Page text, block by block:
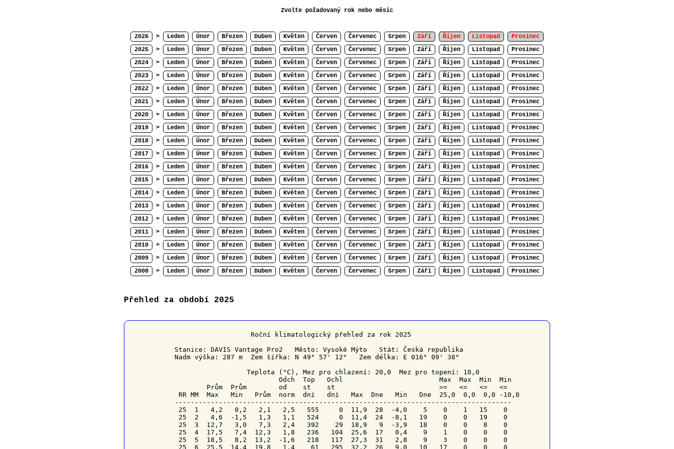
Zvolte požadovaný rok nebo měsíc
2026 > Leden Únor Březen Duben Květen Červen Červenec Srpen Září Říjen Listopad
Prosinec
2025
> Leden Únor Březen Duben Květen Červen Červenec Srpen Září Říjen Listopad
Prosinec
2024
> Leden Únor Březen Duben Květen Červen Červenec Srpen Září Říjen Listopad
Prosinec
2023
> Leden Únor Březen Duben Květen Červen Červenec Srpen Září Říjen Listopad
Prosinec
2022
> Leden Únor Březen Duben Květen Červen Červenec Srpen Září Říjen Listopad
Prosinec
2021
> Leden Únor Březen Duben Květen Červen Červenec Srpen Září Říjen Listopad
Prosinec
2020
> Leden Únor Březen Duben Květen Červen Červenec Srpen Září Říjen Listopad
Prosinec
2019
> Leden Únor Březen Duben Květen Červen Červenec Srpen Září Říjen Listopad
Prosinec
2018
> Leden Únor Březen Duben Květen Červen Červenec Srpen Září Říjen Listopad
Prosinec
2017
> Leden Únor Březen Duben Květen Červen Červenec Srpen Září Říjen Listopad
Prosinec
2016
> Leden Únor Březen Duben Květen Červen Červenec Srpen Září Říjen Listopad
Prosinec
2015
> Leden Únor Březen Duben Květen Červen Červenec Srpen Září Říjen Listopad
Prosinec
2014
> Leden Únor Březen Duben Květen Červen Červenec Srpen Září Říjen Listopad
Prosinec
2013
> Leden Únor Březen Duben Květen Červen Červenec Srpen Září Říjen Listopad
Prosinec
2012
> Leden Únor Březen Duben Květen Červen Červenec Srpen Září Říjen Listopad
Prosinec
2011
> Leden Únor Březen Duben Květen Červen Červenec Srpen Září Říjen Listopad
Prosinec
2010
> Leden Únor Březen Duben Květen Červen Červenec Srpen Září Říjen Listopad
Prosinec
2009
> Leden Únor Březen Duben Květen Červen Červenec Srpen Září Říjen Listopad
Prosinec
2008
> Leden Únor Březen Duben Květen Červen Červenec Srpen Září Říjen Listopad Prosinec
Přehled za období 2025
﻿                   Roční klimatologický přehled za rok 2025
Stanice: DAVIS Vantage Pro2   Město: Vysoké Mýto   Stát: Česká republika
Nadm výška: 287 m  Zem šířka: N 49° 57' 12"   Zem délka: E 016° 09' 38"
                  Teplota (°C), Mez pro chlazení: 20,0  Mez pro topení: 10,0
Odch
Top Ochl
                       Max  Max  Min  Min
        Prům  Prům        od    st    st                          >=   <=   <=   <=
RR MM
  Max   Min   Prům  norm  dní   dní   Max
Dne
  Min
Dne
25,0  0,0  0,0 -10,0
------------------------------------------------------------------------------------
25  1   4,2   0,2   2,1   2,5   555     0  11,9  28  -4,0    5    0    1   15    0
25  2   4,6  -1,5   1,3   1,1   524     0  11,4  24  -8,1   19    0    0   19    0
25  3  12,7   3,0   7,3   2,4   392    29  18,9   9  -3,9   18    0    0    8    0
25  4  17,5   7,4  12,3   1,8   236   104  25,6  17   0,4    9    1    0    0    0
25  5  18,5   8,2  13,2  -1,6   218   117  27,3  31   2,8    9    3    0    0    0
25  6  25,5  14,4  19,8   1,4    61   295  32,2  26   9,0   10   17    0    0    0